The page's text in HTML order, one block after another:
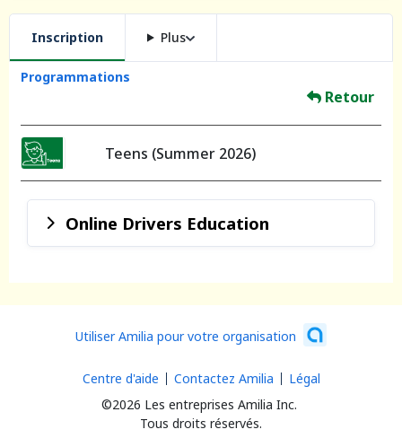
Inscription Plus
Programmations
Retour
Teens (Summer 2026)
Online Drivers Education
Utiliser Amilia pour votre organisation
©2026 Les entreprises Amilia Inc.
Tous droits réservés.
Centre d'aide Contactez Amilia Légal